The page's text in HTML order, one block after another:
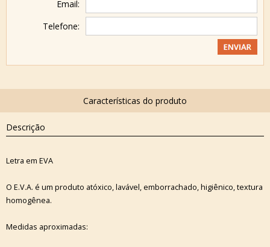
Email:
Telefone:
Descrição
Letra em EVA
O E.V.A. é um produto atóxico, lavável, emborrachado, higiênico, textura
homogênea.
Medidas aproximadas: